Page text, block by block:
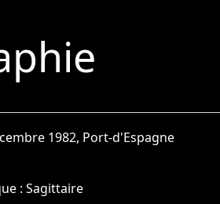
1982, Port-d'Espagne
:Sagittaire